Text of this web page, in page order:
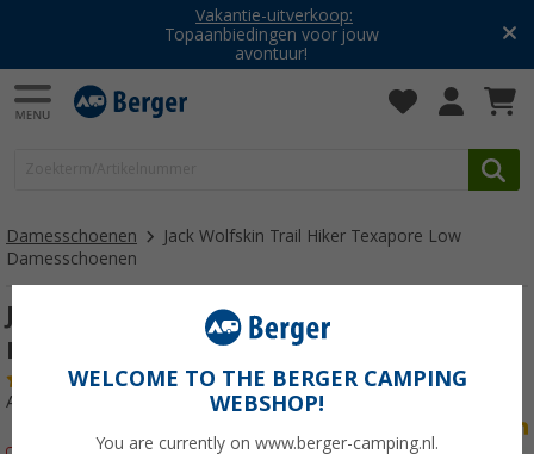
Vakantie-uitverkoop:
Topaanbiedingen voor jouw
avontuur!
Damesschoenen
Jack Wolfskin Trail Hiker Texapore Low
Damesschoenen
Jack Wolfskin Trail Hiker Texapore Low
Damesschoenen
(4)
Artikelnr: 34394141
WELCOME TO THE BERGER CAMPING
WEBSHOP!
You are currently on www.berger-camping.nl.